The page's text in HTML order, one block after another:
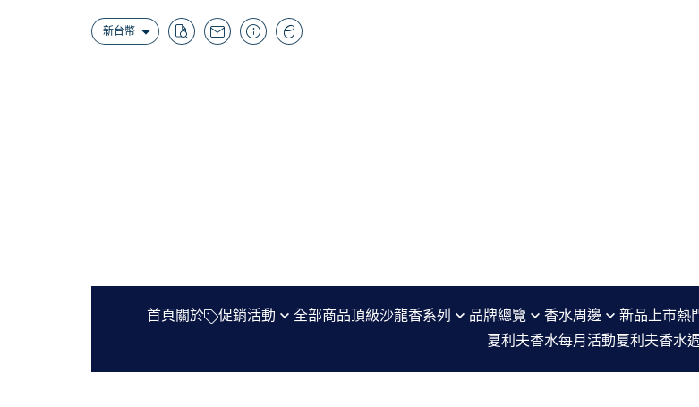
新台幣
首頁 關於 促銷活動 全部商品頂級沙龍香系列 品牌總覽 香水周邊 新品上市熱
夏利夫香水每月活動夏利夫香水